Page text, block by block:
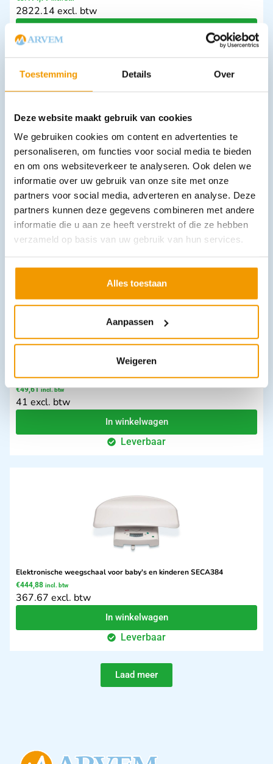
Toestemming Details Over
Deze website maakt gebruik van cookies
We gebruiken cookies om content en advertenties te
personaliseren, om functies voor social media te bieden
en om ons websiteverkeer te analyseren. Ook delen we
informatie over uw gebruik van onze site met onze
partners voor social media, adverteren en analyse. Deze
partners kunnen deze gegevens combineren met andere
informatie die u aan ze heeft verstrekt of die ze hebben
verzameld op basis van uw gebruik van hun services.
Alles toestaan
Aanpassen
Weigeren
2822.14 excl. btw
Mondstukken karton Spirotest Riester verpakt in Ds 1.000 st.
€82,28 incl. btw
68 excl. btw
In winkelwagen
Uitverkocht
Ultrasone Vernevelaar Mini
€49,61 incl. btw
41 excl. btw
In winkelwagen
Leverbaar
Elektronische weegschaal voor baby's en kinderen SECA384
€444,88 incl. btw
367.67 excl. btw
In winkelwagen
Leverbaar
Laad meer